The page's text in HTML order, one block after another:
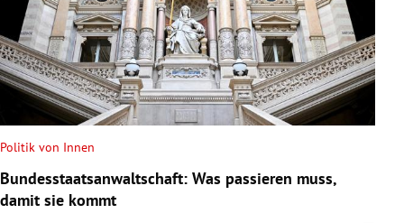
Politik von Innen
Bundesstaatsanwaltschaft: Was passieren muss,
damit sie kommt